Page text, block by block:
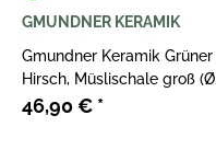
GMUNDNER KERAMIK
Gmundner Keramik Grüner
Hirsch, Müslischale groß (Ø
14cm)
46,90 € *